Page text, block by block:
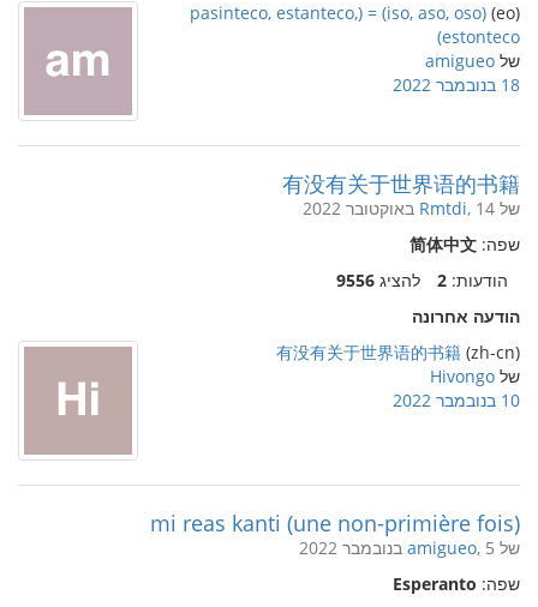
(eo)
(iso, aso, oso) = (pasinteco, estanteco,
estonteco)
של amigueo
18 בנובמבר 2022
有没有关于世界语的书籍
של Rmtdi, 14 באוקטובר 2022
שפה: 简体中文
הודעות: 2 להציג 9556
הודעה אחרונה
(zh-cn)
有没有关于世界语的书籍
של Hivongo
10 בנובמבר 2022
mi reas kanti (une non-primière fois)
של amigueo, 5 בנובמבר 2022
שפה: Esperanto